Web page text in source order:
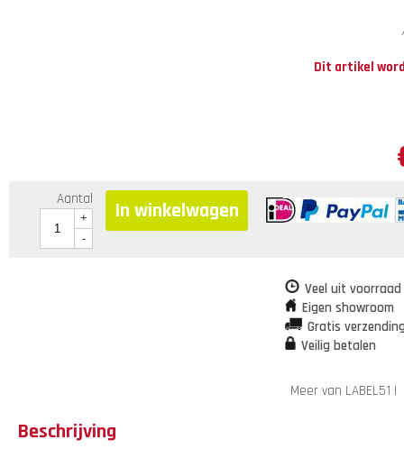
Dit artikel
Aantal
+
-
In winkelwagen
Veel uit
Eigen showroom
Gratis
Veilig betalen
Meer van LABEL51 |
Beschrijving